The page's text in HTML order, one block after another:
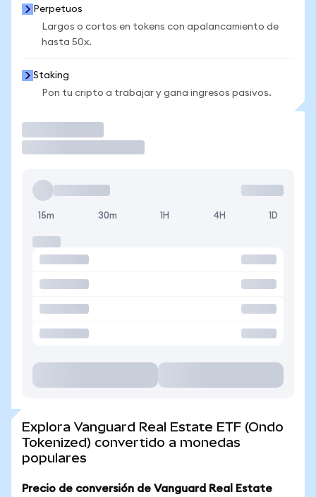
Perpetuos
Largos o cortos en tokens con apalancamiento de
hasta 50x.
Staking
Pon tu cripto a trabajar y gana ingresos pasivos.
15m 30m 1H 4H 1D
Explora Vanguard Real Estate ETF (Ondo
Tokenized) convertido a monedas
populares
Precio de conversión de Vanguard Real Estate